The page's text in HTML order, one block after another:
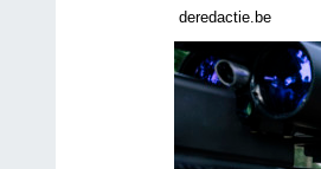
deredactie.be